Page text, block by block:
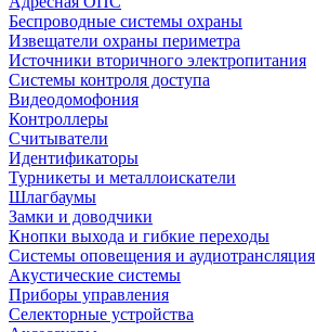
Беспроводные системы охраны
Извещатели охраны периметра
Источники вторичного электропитания
Системы контроля доступа
Видеодомофония
Контроллеры
Считыватели
Идентификаторы
Турникеты и металлоискатели
Шлагбаумы
Замки и доводчики
Кнопки выхода и гибкие переходы
Системы оповещения и аудиотрансляция
Акустические системы
Приборы управления
Селекторные устройства